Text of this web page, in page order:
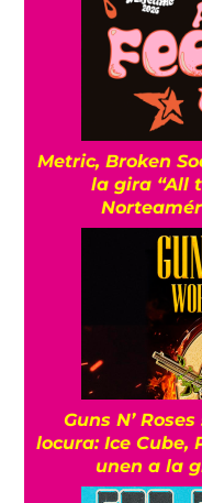
Metric, Broken
la gira “All
Guns N’
locura: Ice Cube,
unen a la